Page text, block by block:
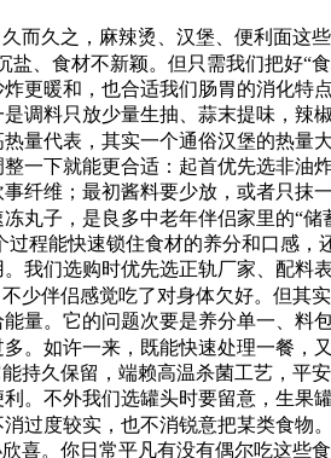
久之，麻辣烫、汉堡、便利面这
盐、食材不新颖。但只需我们把好“
更暖和，也合适我们肠胃的消化特
调料只放少量生抽、蒜末提味，辣
量代表，其实一个通俗汉堡的热量
一下就能更合适：起首优先选非油
纤维；最初酱料要少放，或者只抹
丸子，是良多中老年伴侣家里的“
程能快速锁住食材的养分和口感
我们选购时优先选正轨厂家、配料
少伴侣感觉吃了对身体欠好。但其
量。它的问题次要是养分单一、料
如许一来，既能快速处理一餐，
持久保留，端赖高温杀菌工艺，平
。不外我们选罐头时要留意，生果
过度较实，也不消锐意把某类食物
喜。你日常平凡有没有偶尔吃这些